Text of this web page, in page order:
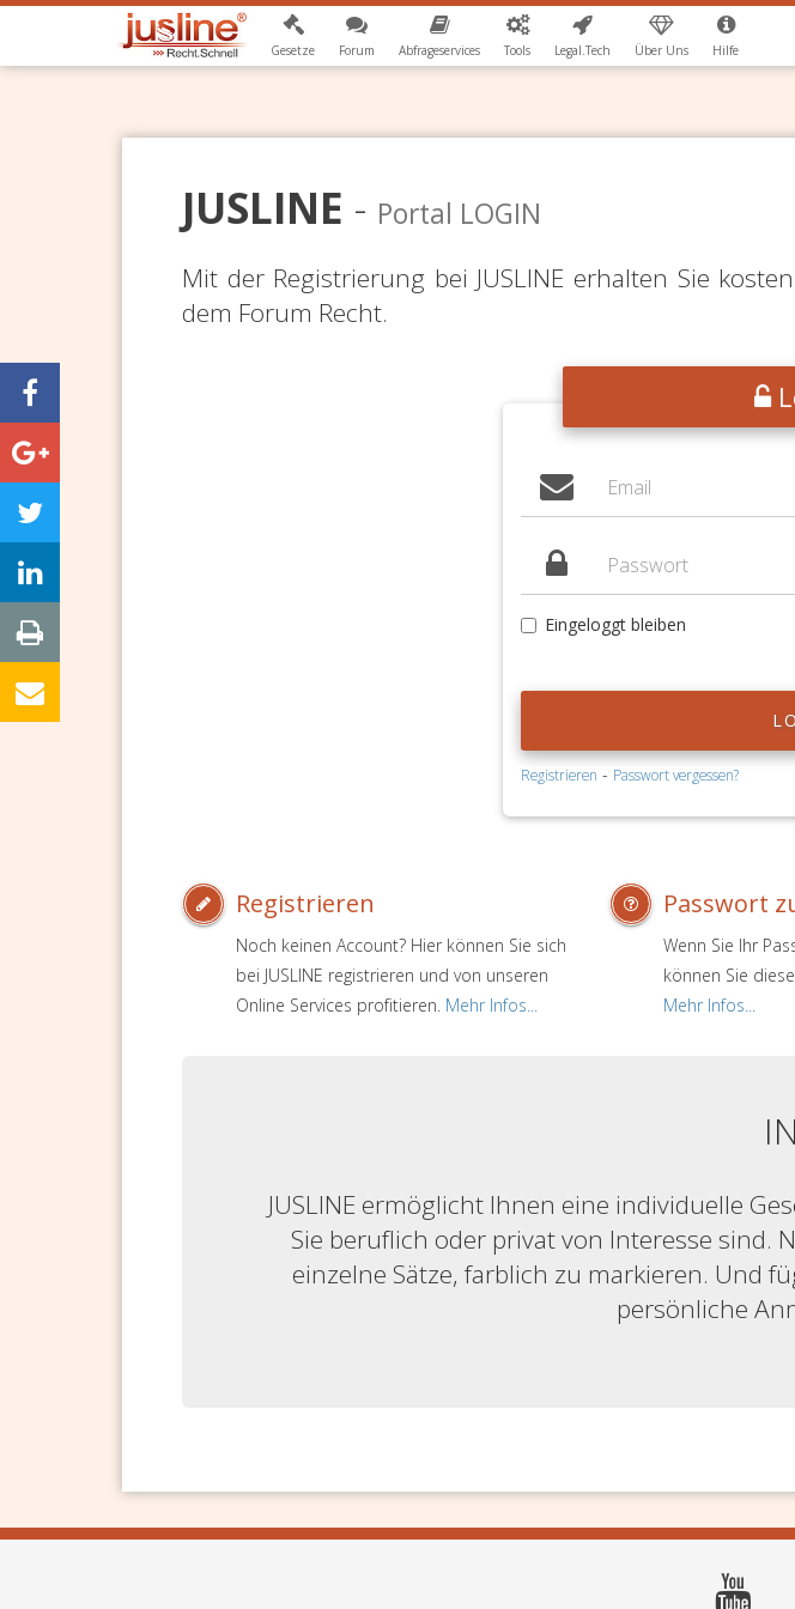
Gesetze Forum Abfrageservices Tools Legal.Tech Über Uns Hilfe
JUSLINE - Portal LOGIN
Mit der Registrierung bei JUSLINE erhalten Sie
dem Forum Recht.
Eingeloggt bleiben
Registrieren - Passwort vergessen?
Registrieren
Noch keinen Account? Hier können Sie sich
bei JUSLINE registrieren und von unseren
Online Services profitieren. Mehr Infos...
Passwort
Wenn Sie Ihr
können Sie
Mehr Infos...
JUSLINE ermöglicht Ihnen eine individuelle
Sie beruflich oder privat von Interesse sind.
einzelne Sätze, farblich zu markieren. Und
persönliche